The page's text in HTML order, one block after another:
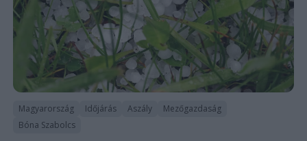
Magyarország Időjárás Aszály
Mezőgazdaság
Bóna Szabolcs